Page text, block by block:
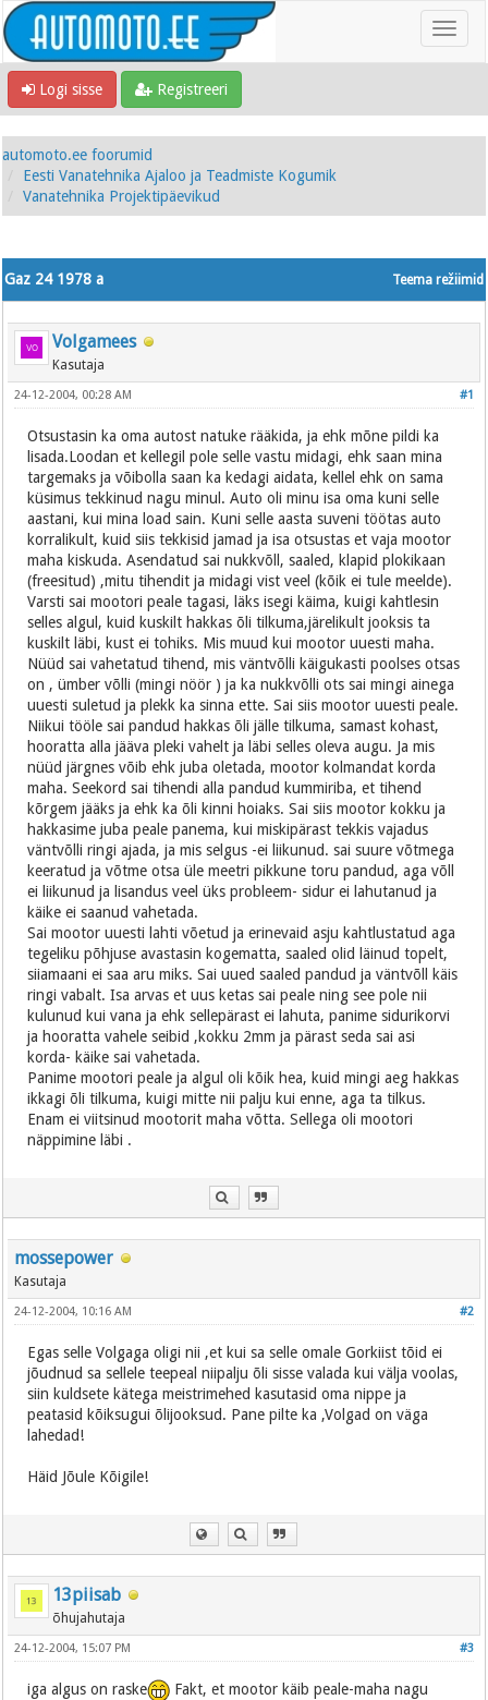
Logi sisse Registreeri
automoto.ee foorumid
Eesti Vanatehnika Ajaloo ja Teadmiste Kogumik
Vanatehnika Projektipäevikud
Teema režiimid
Gaz 24 1978 a
Volgamees
Kasutaja
#1
24-12-2004, 00:28 AM
Otsustasin ka oma autost natuke rääkida, ja ehk mõne pildi ka
lisada.Loodan et kellegil pole selle vastu midagi, ehk saan mina
targemaks ja võibolla saan ka kedagi aidata, kellel ehk on sama
küsimus tekkinud nagu minul. Auto oli minu isa oma kuni selle
aastani, kui mina load sain. Kuni selle aasta suveni töötas auto
korralikult, kuid siis tekkisid jamad ja isa otsustas et vaja mootor
maha kiskuda. Asendatud sai nukkvõll, saaled, klapid plokikaan
(freesitud) ,mitu tihendit ja midagi vist veel (kõik ei tule meelde).
Varsti sai mootori peale tagasi, läks isegi käima, kuigi kahtlesin
selles algul, kuid kuskilt hakkas õli tilkuma,järelikult jooksis ta
kuskilt läbi, kust ei tohiks. Mis muud kui mootor uuesti maha.
Nüüd sai vahetatud tihend, mis väntvõlli käigukasti poolses otsas
on , ümber võlli (mingi nöör ) ja ka nukkvõlli ots sai mingi ainega
uuesti suletud ja plekk ka sinna ette. Sai siis mootor uuesti peale.
Niikui tööle sai pandud hakkas õli jälle tilkuma, samast kohast,
hooratta alla jääva pleki vahelt ja läbi selles oleva augu. Ja mis
nüüd järgnes võib ehk juba oletada, mootor kolmandat korda
maha. Seekord sai tihendi alla pandud kummiriba, et tihend
kõrgem jääks ja ehk ka õli kinni hoiaks. Sai siis mootor kokku ja
hakkasime juba peale panema, kui miskipärast tekkis vajadus
väntvõlli ringi ajada, ja mis selgus -ei liikunud. sai suure võtmega
keeratud ja võtme otsa üle meetri pikkune toru pandud, aga võll
ei liikunud ja lisandus veel üks probleem- sidur ei lahutanud ja
käike ei saanud vahetada.
Sai mootor uuesti lahti võetud ja erinevaid asju kahtlustatud aga
tegeliku põhjuse avastasin kogematta, saaled olid läinud topelt,
siiamaani ei saa aru miks. Sai uued saaled pandud ja väntvõll käis
ringi vabalt. Isa arvas et uus ketas sai peale ning see pole nii
kulunud kui vana ja ehk sellepärast ei lahuta, panime sidurikorvi
ja hooratta vahele seibid ,kokku 2mm ja pärast seda sai asi
korda- käike sai vahetada.
Panime mootori peale ja algul oli kõik hea, kuid mingi aeg hakkas
ikkagi õli tilkuma, kuigi mitte nii palju kui enne, aga ta tilkus.
Enam ei viitsinud mootorit maha võtta. Sellega oli mootori
näppimine läbi .
mossepower
Kasutaja
#2
24-12-2004, 10:16 AM
Egas selle Volgaga oligi nii ,et kui sa selle omale Gorkiist tõid ei
jõudnud sa sellele teepeal niipalju õli sisse valada kui välja voolas,
siin kuldsete kätega meistrimehed kasutasid oma nippe ja
peatasid kõiksugui õlijooksud. Pane pilte ka ,Volgad on väga
lahedad!
Häid Jõule Kõigile!
13piisab
õhujahutaja
#3
24-12-2004, 15:07 PM
iga algus on raske
Fakt, et mootor käib peale-maha nagu